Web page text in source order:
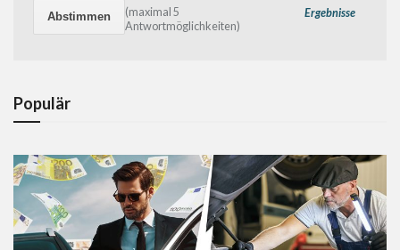
Ergebnisse
(maximal 5
Antwortmöglichkeiten)
Populär